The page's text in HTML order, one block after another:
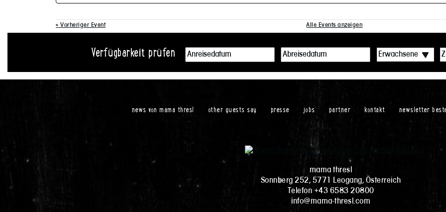
« Vorheriger Event Alle Events anzeigen
Verfügbarkeit prüfen
news von mama thresl other guests say presse jobs partner kontakt newsletter
mama thresl
Sonnberg 252, 5771 Leogang, Österreich
Telefon +43 6583 20800
info@mama-thresl.com